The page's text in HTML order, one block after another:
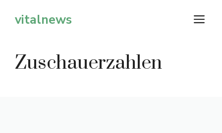
Inhaltvitalnews
Zuschauerzahlen